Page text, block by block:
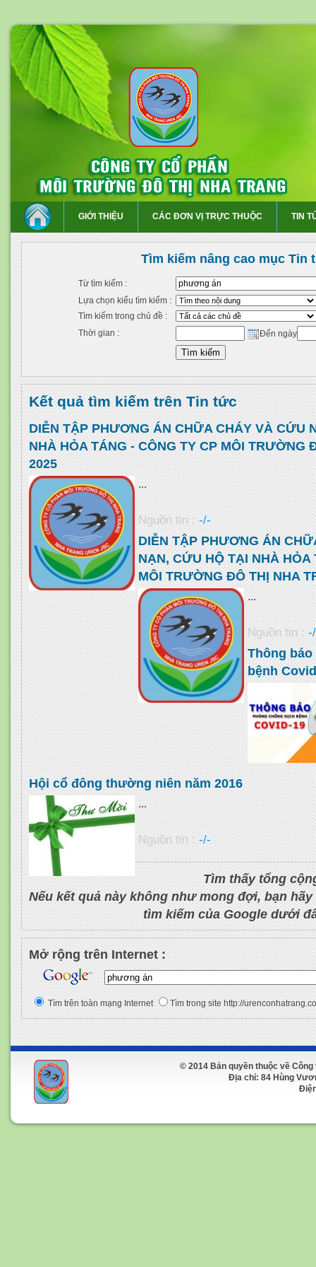
GIỚI THIỆU CÁC ĐƠN VỊ TRỰC THUỘC TIN
Tìm kiếm nâng cao mục Tin
Từ tìm kiếm :
Lựa chọn kiểu tìm kiếm :
Tìm kiếm trong chủ đề :
Thời gian :
Đến ngày
Kết quả tìm kiếm trên Tin tức
DIỄN TẬP PHƯƠNG ÁN CHỮA CHÁY VÀ CỨU
NHÀ HỎA TÁNG - CÔNG TY CP MÔI TRƯỜNG
2025
...
Nguồn tin : -/-
DIỄN TẬP PHƯƠNG ÁN
NẠN, CỨU HỘ TẠI NHÀ HỎA
MÔI TRƯỜNG ĐÔ THỊ NHA
...
Nguồn tin :
Thông
bệnh
Hội cổ đông thường niên năm 2016
...
Nguồn tin : -/-
Tìm thấy tổng
Nếu kết quả này không như mong đợi, bạn
tìm kiếm của Google dưới
Mở rộng trên Internet :
Tìm trên toàn mạng Internet Tìm trong site http://
© 2014 Bản quyền thuộc về
Địa chỉ: 84 Hùng Vương
Điện